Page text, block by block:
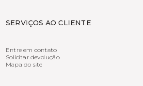
SERVIÇOS AO CLIENTE
Entre em contato
Solicitar devolução
Mapa do site